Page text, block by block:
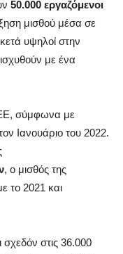
50.000 εργαζόμενοι
μισθού μέσα σε
υψηλοί στην
με ένα
σύμφωνα με
Ιανουάριο του 2022.
, ο μισθός της
το 2021 και
σχεδόν στις 36.000